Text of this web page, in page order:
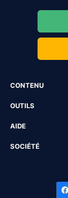
CONTENU
OUTILS
AIDE
SOCIÉTÉ